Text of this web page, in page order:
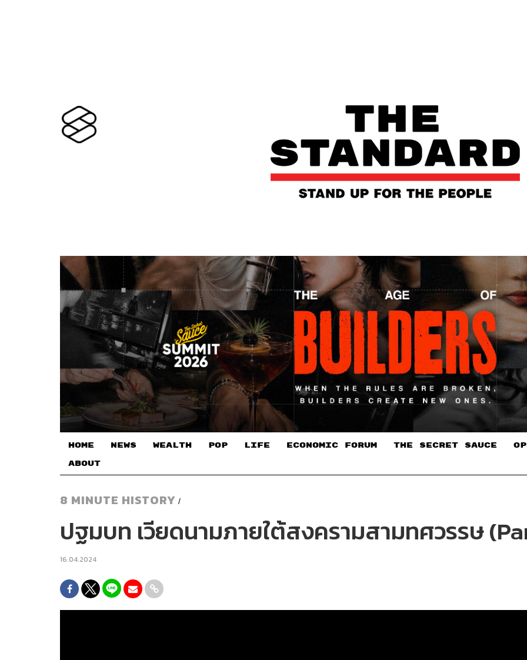
HOME NEWS WEALTH POP LIFE ECONOMIC FORUM THE SECRET SAUCE​
ABOUT
8 MINUTE HISTORY /
ปฐมบท เวียดนามภายใต้สงครามสามทศวรรษ
16.04.2024